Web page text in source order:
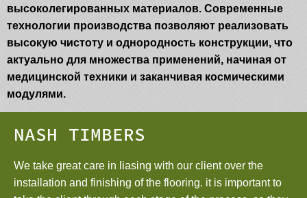
высоколегированных материалов. Современные
технологии производства позволяют реализовать
высокую чистоту и однородность конструкции, что
актуально для множества применений, начиная от
медицинской техники и заканчивая космическими
модулями.
NASH TIMBERS
We take great care in liasing with our client over the
installation and finishing of the flooring. it is important to